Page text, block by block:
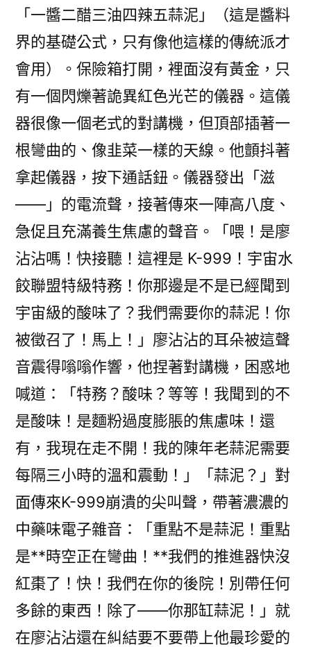
「一醬二醋三油四辣五蒜泥」（這是醬料
界的基礎公式，只有像他這樣的傳統派才
會用）。保險箱打開，裡面沒有黃金，只
有一個閃爍著詭異紅色光芒的儀器。這儀
器很像一個老式的對講機，但頂部插著一
根彎曲的、像韭菜一樣的天線。他顫抖著
拿起儀器，按下通話鈕。儀器發出「滋
——」的電流聲，接著傳來一陣高八度、
急促且充滿養生焦慮的聲音。「喂！是廖
沾沾嗎！快接聽！這裡是 K-999！宇宙水
餃聯盟特級特務！你那邊是不是已經聞到
宇宙級的酸味了？我們需要你的蒜泥！你
被徵召了！馬上！」廖沾沾的耳朵被這聲
音震得嗡嗡作響，他捏著對講機，困惑地
喊道：「特務？酸味？等等！我聞到的不
是酸味！是麵粉過度膨脹的焦慮味！還
有，我現在走不開！我的陳年老蒜泥需要
每隔三小時的溫和震動！」「蒜泥？」對
面傳來K-999崩潰的尖叫聲，帶著濃濃的
中藥味電子雜音：「重點不是蒜泥！重點
是**時空正在彎曲！**我們的推進器快沒
紅棗了！快！我們在你的後院！別帶任何
多餘的東西！除了——你那缸蒜泥！」就
在廖沾沾還在糾結要不要帶上他最珍愛的